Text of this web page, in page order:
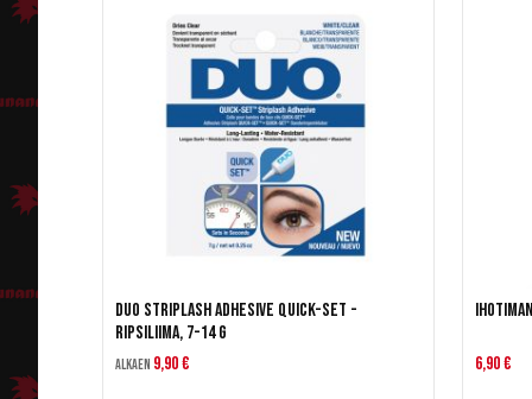
DUO Striplash Adhesive Quick-set -
ripsiliima, 7-14 g
Alkaen 9,90 € 6,90 €